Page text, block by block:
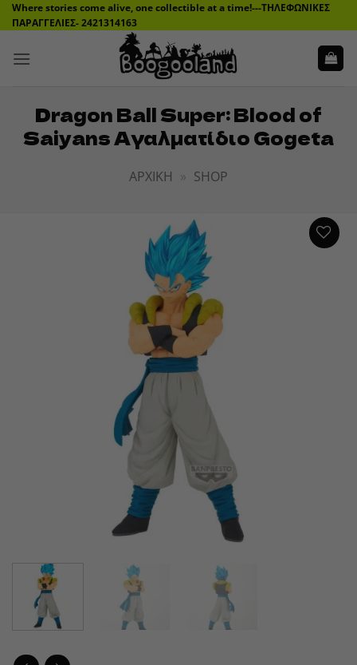
Μετάβαση
στο
Where stories come alive, one collectible at a time!---ΤΗΛΕΦΩΝΙΚΕΣ
ΠΑΡΑΓΓΕΛΙΕΣ- 2421314163
Dragon Ball Super: Blood of
Saiyans Αγαλματίδιο Gogeta
ΑΡΧΙΚΉ » SHOP